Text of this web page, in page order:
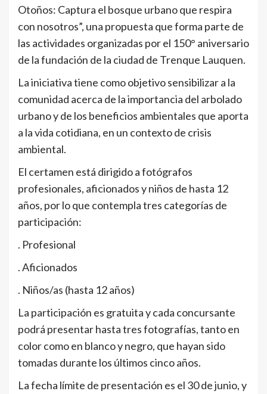
Otoños: Captura el bosque urbano que respira
con nosotros”, una propuesta que forma parte de
las actividades organizadas por el 150° aniversario
de la fundación de la ciudad de Trenque Lauquen.
La iniciativa tiene como objetivo sensibilizar a la
comunidad acerca de la importancia del arbolado
urbano y de los beneficios ambientales que aporta
a la vida cotidiana, en un contexto de crisis
ambiental.
El certamen está dirigido a fotógrafos
profesionales, aficionados y niños de hasta 12
años, por lo que contempla tres categorías de
participación:
. Profesional
. Aficionados
. Niños/as (hasta 12 años)
La participación es gratuita y cada concursante
podrá presentar hasta tres fotografías, tanto en
color como en blanco y negro, que hayan sido
tomadas durante los últimos cinco años.
La fecha límite de presentación es el 30 de junio, y